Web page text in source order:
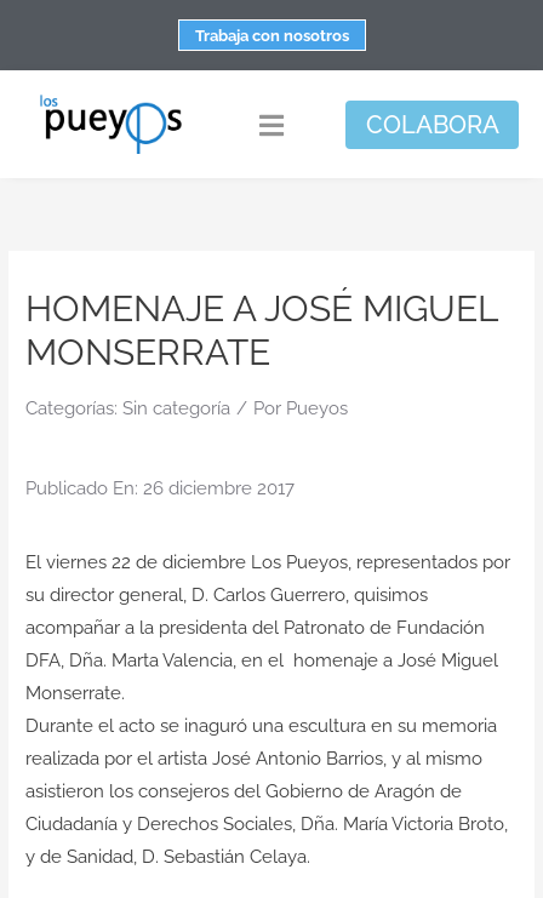
contenido
Trabaja con nosotros
Toggle
Apoyo personal y familiar
Espacio de bienestar
Responsabilidad social
Actualidad
COLABORA
HOMENAJE A JOSÉ MIGUEL
MONSERRATE
Categorías: Sin categoría / Por Pueyos
Publicado En: 26 diciembre 2017
El viernes 22 de diciembre Los Pueyos, representados por
su director general, D. Carlos Guerrero, quisimos
acompañar a la presidenta del Patronato de Fundación
DFA, Dña. Marta Valencia, en el homenaje a José Miguel
Monserrate.
Durante el acto se inaguró una escultura en su memoria
realizada por el artista José Antonio Barrios, y al mismo
asistieron los consejeros del Gobierno de Aragón de
Ciudadanía y Derechos Sociales, Dña. María Victoria Broto,
y de Sanidad, D. Sebastián Celaya.